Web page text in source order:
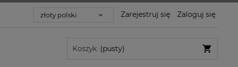
Zarejestruj się Zaloguj się
Koszyk: (pusty)